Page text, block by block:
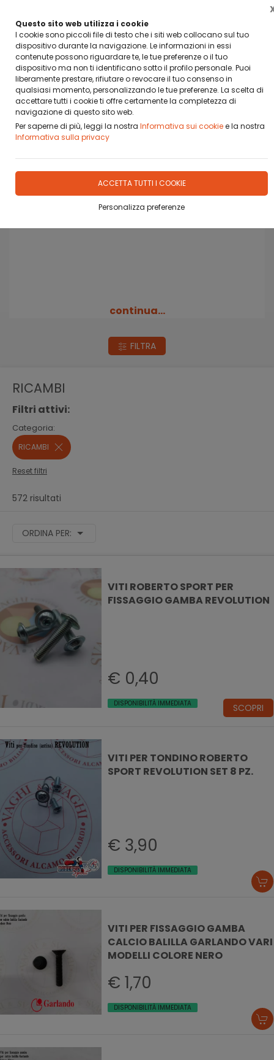
Questo sito web utilizza i cookie
I cookie sono piccoli file di testo che i siti web collocano sul tuo
dispositivo durante la navigazione. Le informazioni in essi
contenute possono riguardare te, le tue preferenze o il tuo
dispositivo ma non ti identificano sotto il profilo personale. Puoi
liberamente prestare, rifiutare o revocare il tuo consenso in
qualsiasi momento, personalizzando le tue preferenze. La scelta di
accettare tutti i cookie ti offre certamente la completezza di
navigazione di questo sito web.
Per saperne di più, leggi la nostra Informativa sui cookiee la nostra
Informativa sulla privacy
ACCETTA TUTTI I COOKIE
Personalizza preferenze
FINANZIAMENTO A 6 MESI A TASSO AGEVOLATO
Home Prodotti CALCIOBALILLA RICAMBI
continua...
FILTRA
RICAMBI
Filtri attivi:
Categoria:
RICAMBI
Reset filtri
572 risultati
ORDINA PER:
VITI ROBERTO SPORT PER
FISSAGGIO GAMBA REVOLUTION
€ 0,40
DISPONIBILITÀ IMMEDIATA SCOPRI
VITI PER TONDINO ROBERTO
SPORT REVOLUTION SET 8 PZ.
€ 3,90
DISPONIBILITÀ IMMEDIATA
VITI PER FISSAGGIO GAMBA
CALCIO BALILLA GARLANDO VARI
MODELLI COLORE NERO
€ 1,70
DISPONIBILITÀ IMMEDIATA